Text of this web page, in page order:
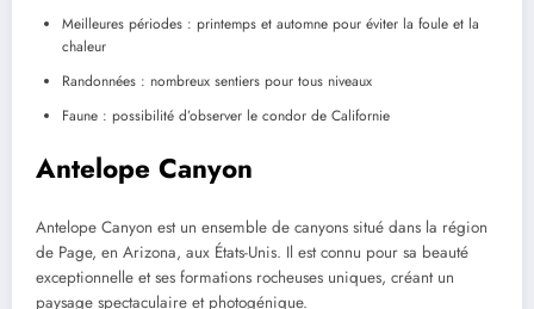
Meilleures périodes : printemps et automne pour éviter la foule et la
chaleur
Randonnées : nombreux sentiers pour tous niveaux
Faune : possibilité d’observer le condor de Californie
Antelope Canyon
Antelope Canyon est un ensemble de canyons situé dans la région
de Page, en Arizona, aux États-Unis. Il est connu pour sa beauté
exceptionnelle et ses formations rocheuses uniques, créant un
paysage spectaculaire et photogénique.